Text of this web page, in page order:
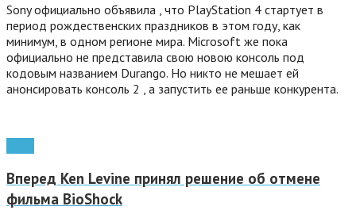
Sony официально объявила , что PlayStation 4 стартует в
период рождественских праздников в этом году, как
минимум, в одном регионе мира. Microsoft же пока
официально не представила свою новою консоль под
кодовым названием Durango. Но никто не мешает ей
анонсировать консоль 2 , а запустить ее раньше конкурента.
Вперед Ken Levine принял решение об отмене
фильма BioShock